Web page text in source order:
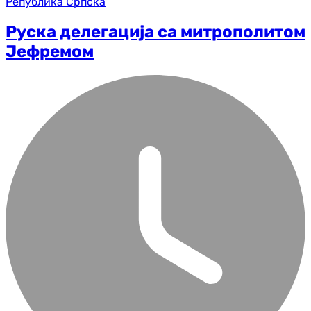
Руска делегација са митрополитом
Јефремом